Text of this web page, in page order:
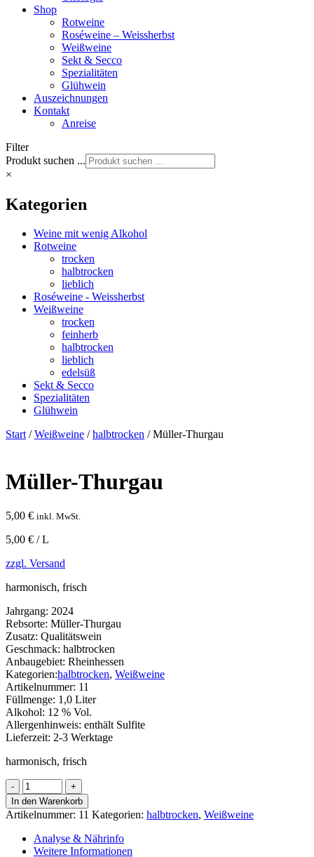
Shop
Rotweine
Roséweine – Weissherbst
Weißweine
Sekt & Secco
Spezialitäten
Glühwein
Auszeichnungen
Kontakt
Anreise
Filter
Produkt suchen ...
×
Kategorien
Weine mit wenig Alkohol
Rotweine
trocken
halbtrocken
lieblich
Roséweine - Weissherbst
Weißweine
trocken
feinherb
halbtrocken
lieblich
edelsüß
Sekt & Secco
Spezialitäten
Glühwein
Start/Weißweine /halbtrocken / Müller-Thurgau
Müller-Thurgau
5,00 € inkl. MwSt.
5,00 € / L
zzgl. Versand
harmonisch, frisch
Jahrgang: 2024
Rebsorte: Müller-Thurgau
Zusatz: Qualitätswein
Geschmack: halbtrocken
Anbaugebiet: Rheinhessen
Kategorien:halbtrocken, Weißweine
Artikelnummer: 11
Füllmenge: 1,0 Liter
Alkohol: 12 % Vol.
Allergenhinweis: enthält Sulfite
Lieferzeit: 2-3 Werktage
harmonisch, frisch
Müller-
Thurgau
Menge
In den Warenkorb
Artikelnummer: 11 Kategorien: halbtrocken, Weißweine
Analyse & Nährinfo
Weitere Informationen